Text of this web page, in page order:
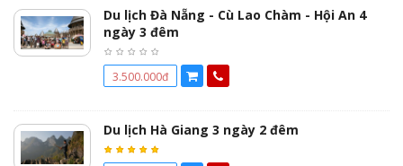
Du lịch Đà Nẵng - Cù Lao Chàm - Hội An 4
ngày 3 đêm
3.500.000đ
Du lịch Hà Giang 3 ngày 2 đêm